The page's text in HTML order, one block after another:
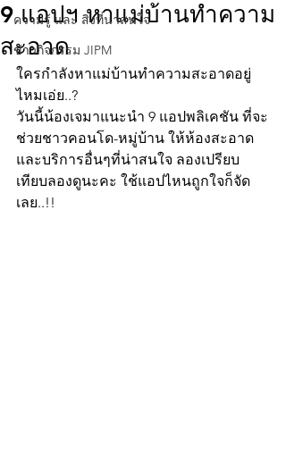
ความรู้ และ สิ่งที่น่าสนใจ
ข่าวกิจกรรม JIPM
9 แอปฯ หาแม่บ้านทำความ
สะอาด
ใครกำลังหาแม่บ้านทำความสะอาดอยู่
ไหมเอ่ย..?
วันนี้น้องเจมาแนะนำ 9 แอปพลิเคชัน ที่จะ
ช่วยชาวคอนโด-หมู่บ้าน ให้ห้องสะอาด
และบริการอื่นๆที่น่าสนใจ ลองเปรียบ
เทียบลองดูนะคะ ใช้แอปไหนถูกใจก็จัด
เลย..!!